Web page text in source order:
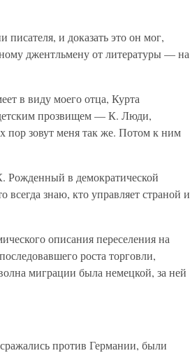
писателя, и доказать это он мог,
джентльмену от литературы — на
в виду моего отца, Курта
прозвищем — К. Люди,
пор зовут меня так же. Потом к ним
Рожденный в демократической
всегда знаю, кто управляет страной и
описания переселения на
роста торговли,
миграции была немецкой, за ней
против Германии, были